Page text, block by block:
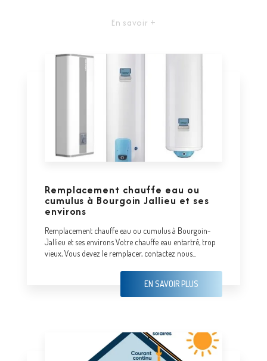
En savoir +
Remplacement chauffe eau ou
cumulus à Bourgoin Jallieu et ses
environs
Remplacement chauffe eau ou cumulus à Bourgoin-
Jallieu et ses environs Votre chauffe eau entartré, trop
vieux, Vous devez le remplacer, contactez nous...
EN SAVOIR PLUS